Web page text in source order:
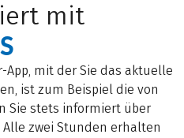
mit
App, mit der Sie das aktuelle
ist zum Beispiel die von
Sie stets informiert über
zwei Stunden erhalten